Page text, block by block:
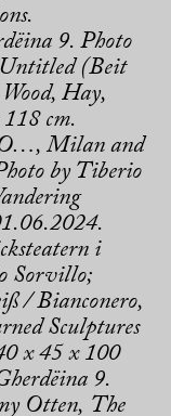
9. Photo
(Beit
Hay,
cm.
Milan and
by Tiberio
i
Sorvillo;
/ Bianconero,
Sculptures
x 45 x 100
9.
Otten, The